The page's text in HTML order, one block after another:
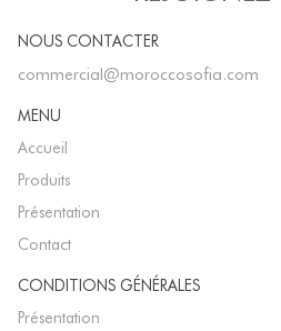
NOUS CONTACTER
commercial@moroccosofia.com
MENU
Accueil
Produits
Présentation
Contact
CONDITIONS GÉNÉRALES
Présentation